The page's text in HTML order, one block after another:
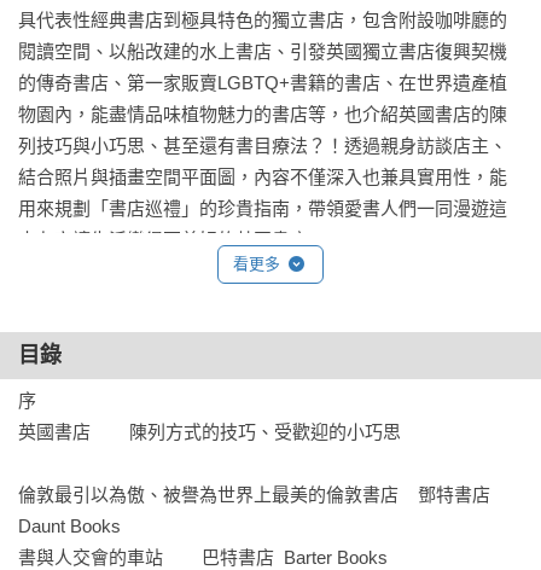
具代表性經典書店到極具特色的獨立書店，包含附設咖啡廳的
閱讀空間、以船改建的水上書店、引發英國獨立書店復興契機
的傳奇書店、第一家販賣LGBTQ+書籍的書店、在世界遺產植
物園內，能盡情品味植物魅力的書店等，也介紹英國書店的陳
列技巧與小巧思、甚至還有書目療法？！透過親身訪談店主、
結合照片與插畫空間平面圖，內容不僅深入也兼具實用性，能
用來規劃「書店巡禮」的珍貴指南，帶領愛書人們一同漫遊這
十九家讓生活變得更美好的英國書店。
者，都能在這本書裡找到心頭好。
「為了能過上美好的人生，就多去書店走走吧。如果這本探尋
受人們喜愛的書店祕密的書，能成為你產生這種想法的契機，
──清水玲奈／本書作者
看更多
目錄
序
英國書店        陳列方式的技巧、受歡迎的小巧思
倫敦最引以為傲、被譽為世界上最美的倫敦書店    鄧特書店
Daunt Books
書與人交會的車站        巴特書店  Barter Books